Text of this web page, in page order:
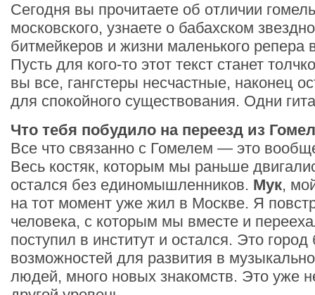
Сегодня вы прочитаете об отличии
московского, узнаете о бабахском
битмейкеров и жизни маленького репера
Пусть для кого-то этот текст станет
вы все, гангстеры несчастные, наконец
для спокойного существования. Одни
Что тебя побудило на переезд из
Все что связанно с Гомелем — это
Весь костяк, которым мы раньше
остался без единомышленников. Мук,
на тот момент уже жил в Москве. Я
человека, с которым мы вместе и
поступил в институт и остался. Это
возможностей для развития в
людей, много новых знакомств. Это уже